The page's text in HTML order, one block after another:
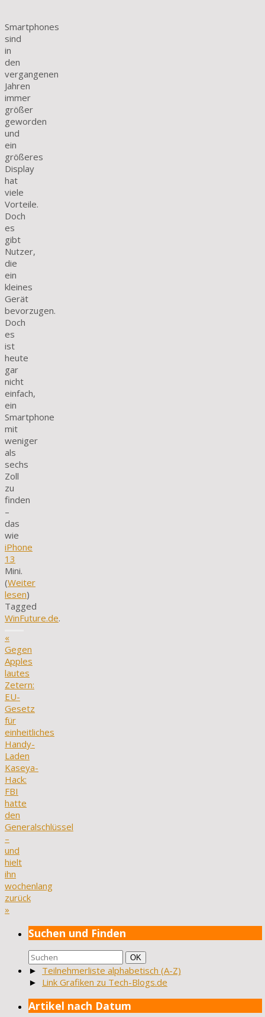
Smartphones
sind
in
den
vergangenen
Jahren
immer
größer
geworden
und
ein
größeres
Display
hat
viele
Vorteile.
Doch
es
gibt
Nutzer,
die
ein
kleines
Gerät
bevorzugen.
Doch
es
ist
heute
gar
nicht
einfach,
ein
Smartphone
mit
weniger
als
sechs
Zoll
zu
finden
–
das
wie
iPhone
13
Mini.
(Weiter
lesen)
Tagged
WinFuture.de.
«
Gegen
Apples
lautes
Zetern:
EU-
Gesetz
für
einheitliches
Handy-
Laden
Kaseya-
Hack:
FBI
hatte
den
Generalschlüssel
–
und
hielt
ihn
wochenlang
zurück
»
Suchen und Finden
Suchen
nach:
Suchen
OK
► Teilnehmerliste alphabetisch (A-Z)
► Link Grafiken zu Tech-Blogs.de
Artikel nach Datum